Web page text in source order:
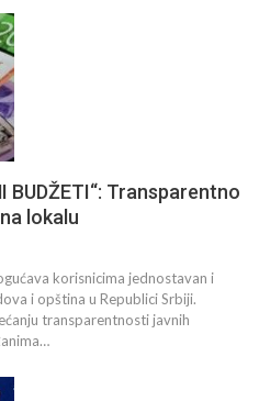
BUDŽETI“: Transparentno
lokalu
korisnicima jednostavan i
i opština u Republici Srbiji.
transparentnosti javnih